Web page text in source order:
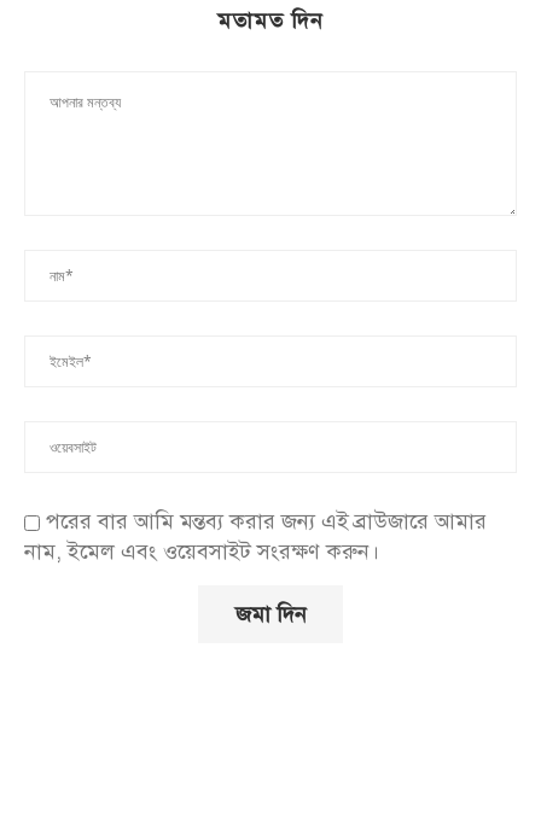
মতামত দিন
পরের বার আমি মন্তব্য করার জন্য এই ব্রাউজারে আমার
নাম, ইমেল এবং ওয়েবসাইট সংরক্ষণ করুন।